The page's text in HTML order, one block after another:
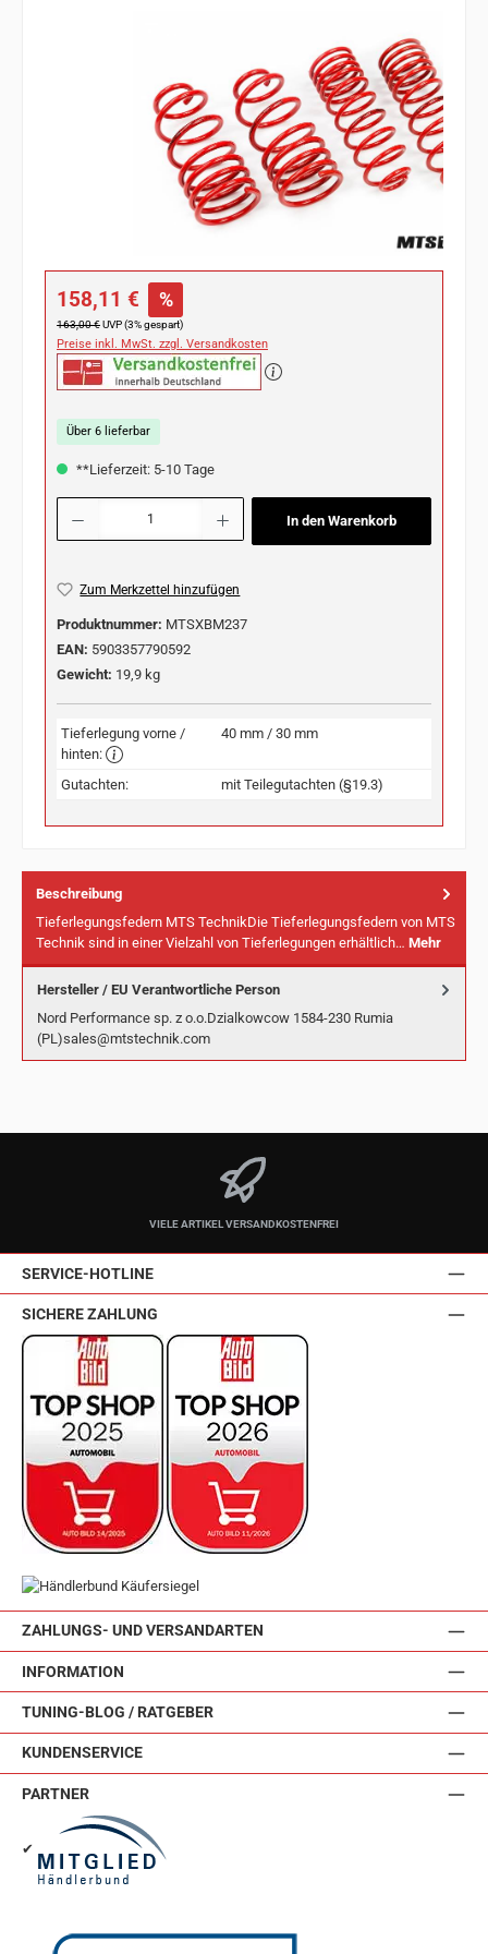
Verkaufspreis:
158,11 € %
Regulärer Preis:
163,00 €UVP (3% gespart)
Preise inkl. MwSt. zzgl. Versandkosten
Über 6 lieferbar
**Lieferzeit: 5-10 Tage
Produkt Anzahl: Gib den gewünschten Wert ein oder benutze die Schaltflächen
In den Warenkorb
Zum Merkzettel hinzufügen
Produktnummer: MTSXBM237
EAN: 5903357790592
Gewicht: 19,9 kg
Tieferlegung vorne /
hinten:
40 mm / 30 mm
Gutachten: mit Teilegutachten (§19.3)
Beschreibung
Tieferlegungsfedern MTS TechnikDie Tieferlegungsfedern von MTS
Technik sind in einer Vielzahl von Tieferlegungen erhältlich… Mehr
Hersteller / EU Verantwortliche Person
Nord Performance sp. z o.o.Dzialkowcow 1584-230 Rumia
(PL)sales@mtstechnik.com
VIELE ARTIKEL VERSANDKOSTENFREI
SERVICE-HOTLINE
ZAHLUNGS- UND VERSANDARTEN
INFORMATION
TUNING-BLOG / RATGEBER
KUNDENSERVICE
SICHERE ZAHLUNG
PARTNER
✔